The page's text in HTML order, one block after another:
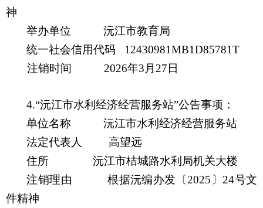
神
举办单位
沅江市教育局
统一社会信用代码
12430981MB1D85781T
注销时间
2026年3 月 27 日
4.“沅江市水利经济经营服务站”公告事项：
单位名称
沅江市水利经济经营服务站
法定代表人
高望远
住所
沅江市桔城路水利局机关大楼
注销理由
根据沅编办发 〔 2025 〕 24号文
件精神